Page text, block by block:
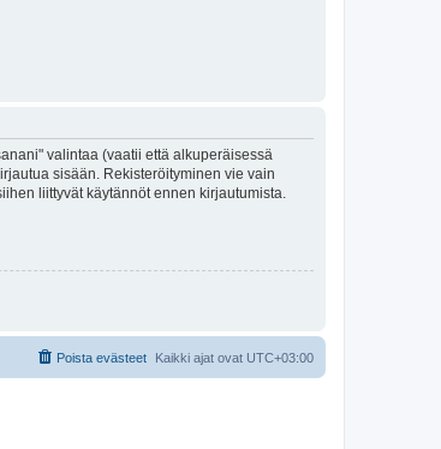
valintaa (vaatii että alkuperäisessä
sisään. Rekisteröityminen vie vain
liittyvät käytännöt ennen kirjautumista.
Kaikki ajat ovat UTC+03:00
Poista evästeet